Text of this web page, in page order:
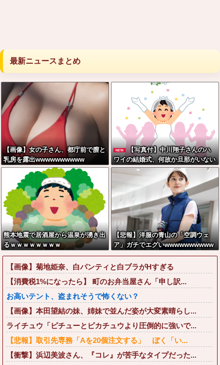
最新ニュースまとめ
【画像】女の子さん、都庁前で膣と
乳房を露出wwwwwwwwww
NEW
【写真付】中川翔子さんのハ
ワイの結婚式、何故か旦那がいない
熊本地震で居酒屋から温泉が湧き出
るｗｗｗｗｗｗｗｗ
【悲報】洋服の青山の「空調ウェ
ア」ガチでエグいwwwwwwwwww
w
【画像】菊地姫奈、白パンティと白ブラがHすぎる
【消費税1%になったら】 町のお弁当屋さん「申し訳...
お高いテント、盗まれそうで怖くない？
【画像】本田望結の妹、姉妹で並んだ姿が大変素晴らし...
ライチュウ「ピチューとピカチュウより圧倒的に強いで...
【悲報】取引先専務「Aを20個注文する」 ぼく「い...
【衝撃】浜辺美波さん、『コレ』が苦手なタイプだった...